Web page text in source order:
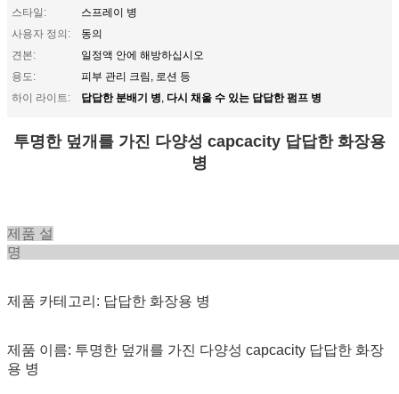
스타일:
스프레이 병
사용자 정의:
동의
견본:
일정액 안에 해방하십시오
용도:
피부 관리 크림, 로션 등
하이 라이트:
답답한 분배기 병, 다시 채울 수 있는 답답한 펌프 병
투명한 덮개를 가진 다양성 capcacity 답답한 화장용
병
제품 설
제품 카테고리: 답답한 화장용 병
제품 이름: 투명한 덮개를 가진 다양성 capcacity 답답한 화장
용 병